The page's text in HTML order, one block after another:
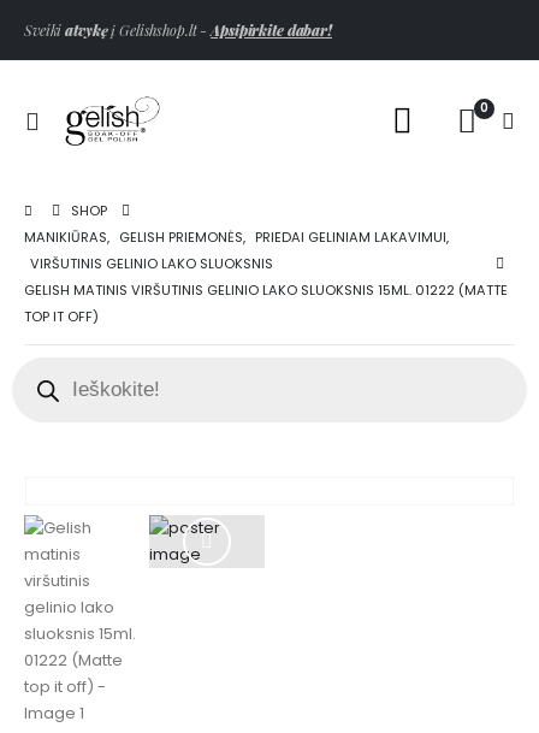
Sveikiatvykęį Gelishshop.lt -Apsipirkite dabar!
0
SHOP
MANIKIŪRAS, GELISH PRIEMONĖS, PRIEDAI GELINIAM LAKAVIMUI,
VIRŠUTINIS GELINIO LAKO SLUOKSNIS
GELISH MATINIS VIRŠUTINIS GELINIO LAKO SLUOKSNIS 15ML. 01222 (MATTE
TOP IT OFF)